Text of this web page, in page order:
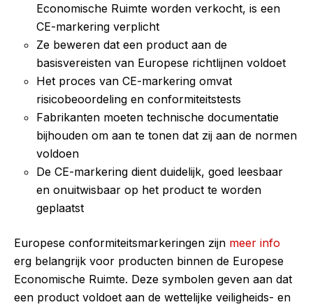
Economische Ruimte worden verkocht, is een
CE-markering verplicht
Ze beweren dat een product aan de
basisvereisten van Europese richtlijnen voldoet
Het proces van CE-markering omvat
risicobeoordeling en conformiteitstests
Fabrikanten moeten technische documentatie
bijhouden om aan te tonen dat zij aan de normen
voldoen
De CE-markering dient duidelijk, goed leesbaar
en onuitwisbaar op het product te worden
geplaatst
Europese conformiteitsmarkeringen zijn meer info
erg belangrijk voor producten binnen de Europese
Economische Ruimte. Deze symbolen geven aan dat
een product voldoet aan de wettelijke veiligheids- en